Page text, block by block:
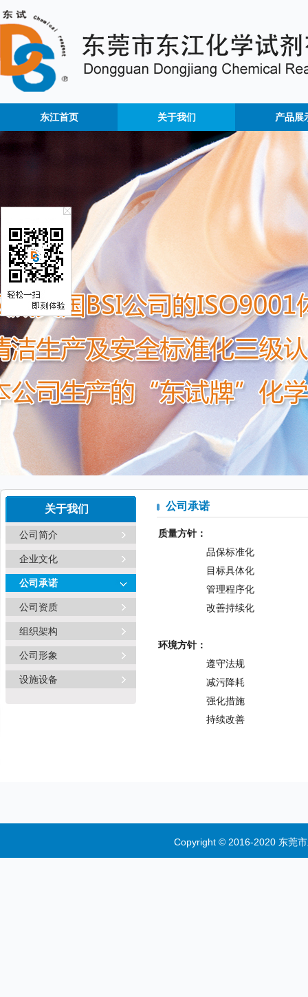
东江首页 关于我们 产品展
关于我们
公司简介
企业文化
公司承诺
公司资质
组织架构
公司形象
设施设备
公司承诺
质量方针：
品保标准化
目标具体化
管理程序化
改善持续化
环境方针：
遵守法规
减污降耗
强化措施
持续改善
Copyright © 2016-2020 东